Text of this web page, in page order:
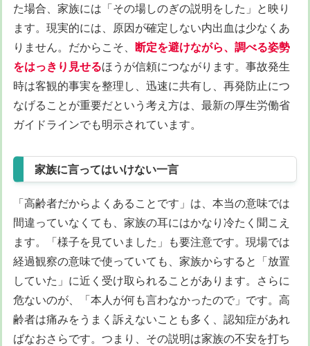
た場合、家族には「その場しのぎの説明をした」と映り
ます。現実的には、原因が確定しない内出血は少なくあ
りません。だからこそ、 断定を避けながら、調べる姿勢
をはっきり見せるほうが信頼につながります。事故発生
時は客観的事実を整理し、迅速に共有し、再発防止につ
なげることが重要だという考え方は、最新の厚生労働省
ガイドラインでも明示されています。
家族に言ってはいけない一言
「高齢者だからよくあることです」は、本当の意味では
間違っていなくても、家族の耳にはかなり冷たく聞こえ
ます。「様子を見ていました」も要注意です。現場では
経過観察の意味で使っていても、家族からすると「放置
していた」に近く受け取られることがあります。さらに
危ないのが、「本人が何も言わなかったので」です。高
齢者は痛みをうまく訴えないことも多く、認知症があれ
ばなおさらです。つまり、その説明は家族の不安を打ち